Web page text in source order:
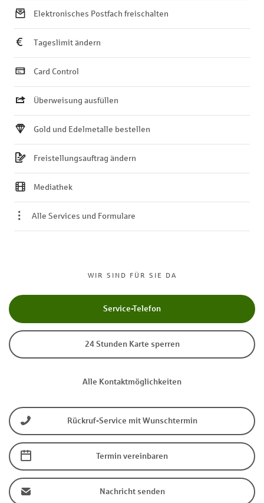
WIR SIND FÜR SIE DA
Service-Telefon
24 Stunden Karte sperren
Alle Kontaktmöglichkeiten
Rückruf-Service mit Wunschtermin
Termin vereinbaren
Nachricht senden
Elektronisches Postfach freischalten
Tageslimit ändern
Card Control
Überweisung ausfüllen
Gold und Edelmetalle bestellen
Freistellungsauftrag ändern
Mediathek
Alle Services und Formulare